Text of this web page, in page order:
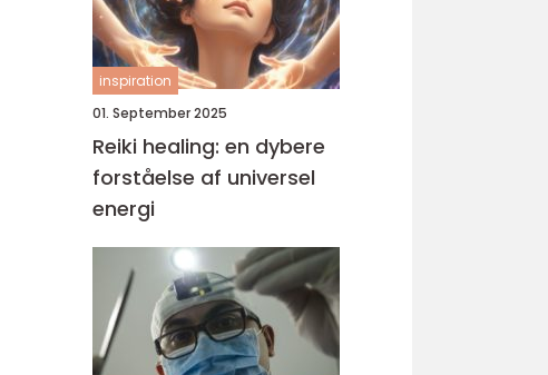
inspiration
01. September 2025
Reiki healing: en dybere
forståelse af universel
energi